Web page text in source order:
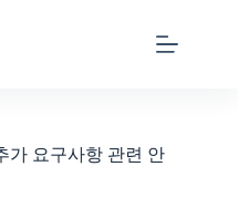
가 요구사항 관련 안